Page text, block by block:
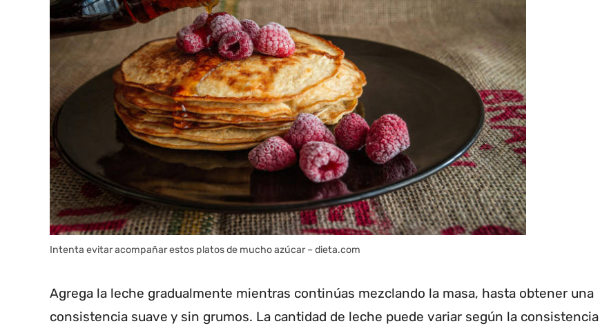
Intenta evitar acompañar estos platos de mucho azúcar – dieta.com
Agrega la leche gradualmente mientras continúas mezclando la masa, hasta obtener una
consistencia suave y sin grumos. La cantidad de leche puede variar según la consistencia